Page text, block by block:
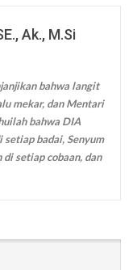
Ak., M.Si
bahwa langit
mekar, dan Mentari
bahwa DIA
badai, Senyum
setiap cobaan, dan